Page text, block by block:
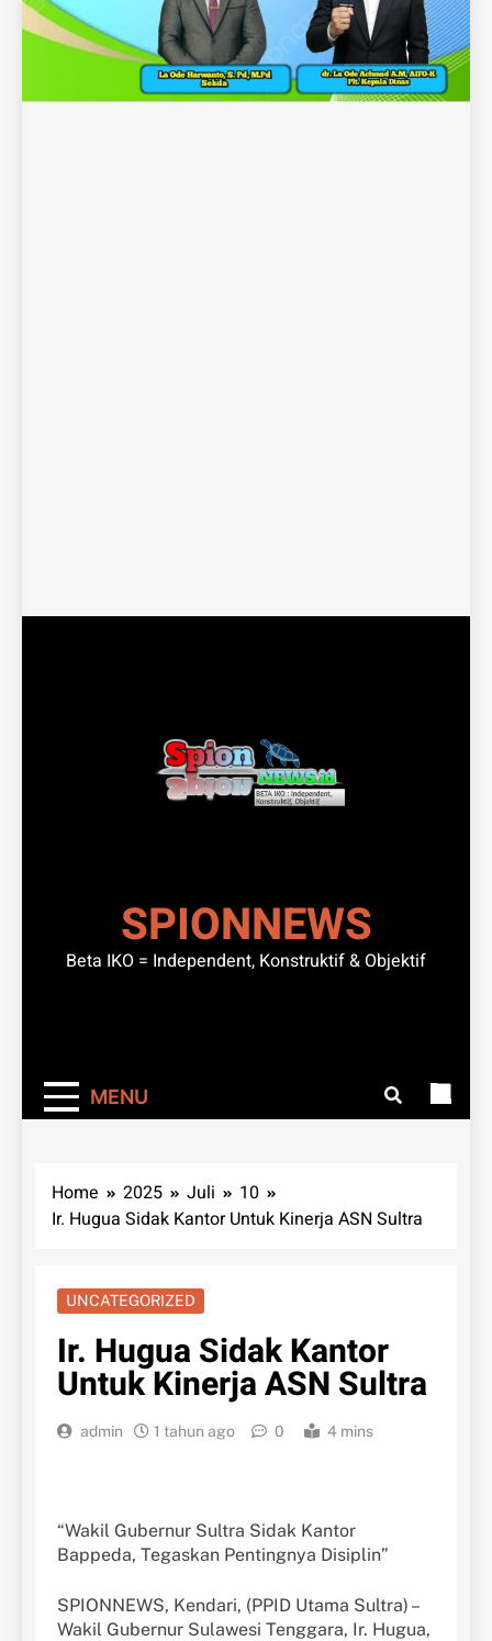
SPIONNEWS
Beta IKO = Independent, Konstruktif & Objektif
MENU
Home 2025 Juli
10
Ir. Hugua Sidak Kantor Untuk Kinerja ASN Sultra
UNCATEGORIZED
Ir. Hugua Sidak Kantor
Untuk Kinerja ASN Sultra
admin 1 tahun ago 0 4 mins
“Wakil Gubernur Sultra Sidak Kantor
Bappeda, Tegaskan Pentingnya Disiplin”
SPIONNEWS, Kendari, (PPID Utama Sultra) –
Wakil Gubernur Sulawesi Tenggara, Ir. Hugua,